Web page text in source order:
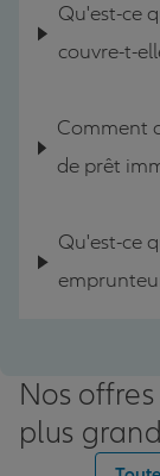
Qu'est-ce
couvre-t-
Comment
de prêt
Qu'est-ce
Nos
plus